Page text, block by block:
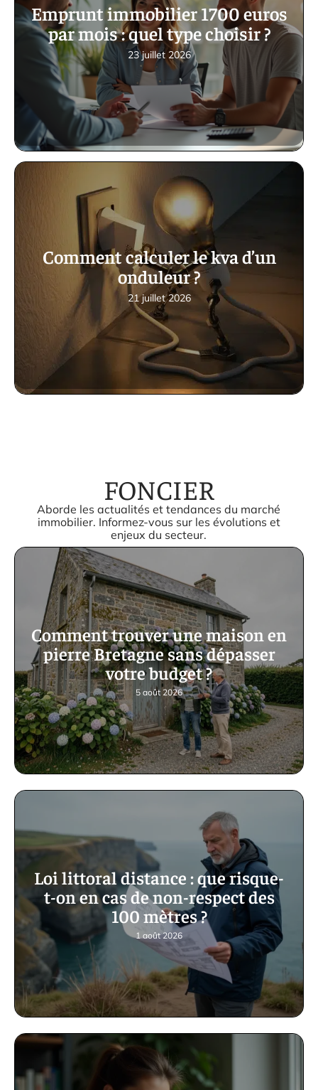
Emprunt immobilier 1700 euros
par mois : quel type choisir ?
23 juillet 2026
Comment calculer le kva d’un
onduleur ?
21 juillet 2026
FONCIER
Aborde les actualités et tendances du marché
immobilier. Informez-vous sur les évolutions et
enjeux du secteur.
Comment trouver une maison en
pierre Bretagne sans dépasser
votre budget ?
5 août 2026
Loi littoral distance : que risque-
t-on en cas de non-respect des
100 mètres ?
1 août 2026